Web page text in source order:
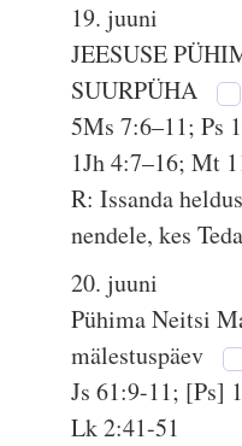
19. juuni
JEESUSE
SUURPÜHA
5Ms 7:6–11; Ps
1Jh 4:7–16; Mt
R: Issanda
nendele, kes
20. juuni
Pühima Neitsi
mälestuspäev
Js 61:9-11; [Ps]
Lk 2:41-51